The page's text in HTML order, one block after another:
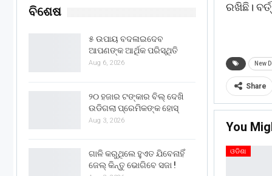
ରଖିଛି।
New
Share
You
ଓଡିଶା
ବିଶେଷ
୫ ଉପାୟ ବଦଳାଇଦେବ
ଆପଣଙ୍କ ଆର୍ଥିକ ପରିସ୍ଥିତି
Aug 6, 2026
୨୦ ହଜାର ଟଙ୍କାର ବିଲ୍ ଦେଖି
ଉଡିଗଲା ପ୍ରେମିକଙ୍କ ହୋସ୍
Aug 3, 2026
ଗାଳି କରୁଥିଲେ ହୁଏତ ଯିବେନାହିଁ
ଜେଲ୍ କିନ୍ତୁ ଭୋଗିବେ ସଜା !